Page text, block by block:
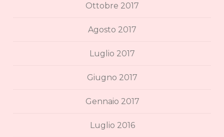
Ottobre 2017
Agosto 2017
Luglio 2017
Giugno 2017
Gennaio 2017
Luglio 2016